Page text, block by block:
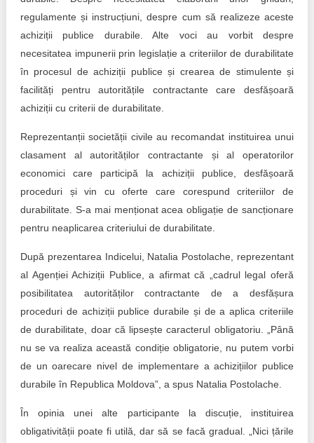
regulamente și instrucțiuni, despre cum să realizeze aceste
achiziții publice durabile. Alte voci au vorbit despre
necesitatea impunerii prin legislație a criteriilor de durabilitate
în procesul de achiziții publice și crearea de stimulente și
facilități pentru autoritățile contractante care desfășoară
achiziții cu criterii de durabilitate.
Reprezentanții societății civile au recomandat instituirea unui
clasament al autorităților contractante și al operatorilor
economici care participă la achiziții publice, desfășoară
proceduri și vin cu oferte care corespund criteriilor de
durabilitate. S-a mai menționat acea obligație de sancționare
pentru neaplicarea criteriului de durabilitate.
După prezentarea Indicelui, Natalia Postolache, reprezentant
al Agenției Achiziții Publice, a afirmat că „cadrul legal oferă
posibilitatea autorităților contractante de a desfășura
proceduri de achiziții publice durabile și de a aplica criteriile
de durabilitate, doar că lipsește caracterul obligatoriu. „Până
nu se va realiza această condiție obligatorie, nu putem vorbi
de un oarecare nivel de implementare a achizițiilor publice
durabile în Republica Moldova”, a spus Natalia Postolache.
În opinia unei alte participante la discuție, instituirea
obligativității poate fi utilă, dar să se facă gradual. „Nici țările